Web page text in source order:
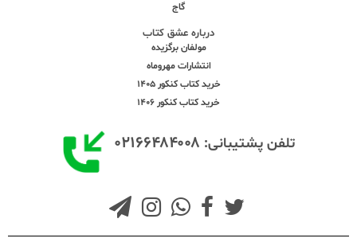
گاج
درباره عشق کتاب
مولفان برگزیده
انتشارات مهروماه
خرید کتاب کنکور 1405
خرید کتاب کنکور 1406
تلفن پشتیبانی: ۰۲۱۶۶۴۸۴۰۰۸